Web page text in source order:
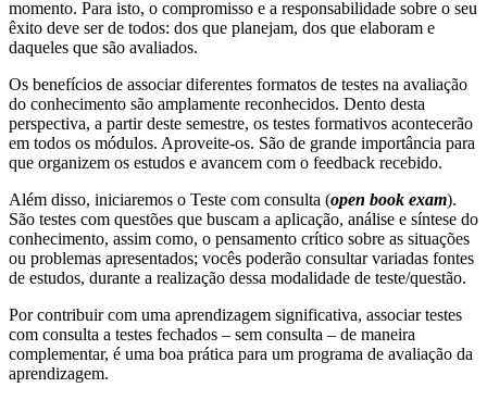
momento. Para isto, o compromisso e a responsabilidade sobre o seu
êxito deve ser de todos: dos que planejam, dos que elaboram e
daqueles que são avaliados.
Os benefícios de associar diferentes formatos de testes na avaliação
do conhecimento são amplamente reconhecidos. Dento desta
perspectiva, a partir deste semestre, os testes formativos acontecerão
em todos os módulos. Aproveite-os. São de grande importância para
que organizem os estudos e avancem com o feedback recebido.
Além disso, iniciaremos o Teste com consulta (open book exam).
São testes com questões que buscam a aplicação, análise e síntese do
conhecimento, assim como, o pensamento crítico sobre as situações
ou problemas apresentados; vocês poderão consultar variadas fontes
de estudos, durante a realização dessa modalidade de teste/questão.
Por contribuir com uma aprendizagem significativa, associar testes
com consulta a testes fechados – sem consulta – de maneira
complementar, é uma boa prática para um programa de avaliação da
aprendizagem.